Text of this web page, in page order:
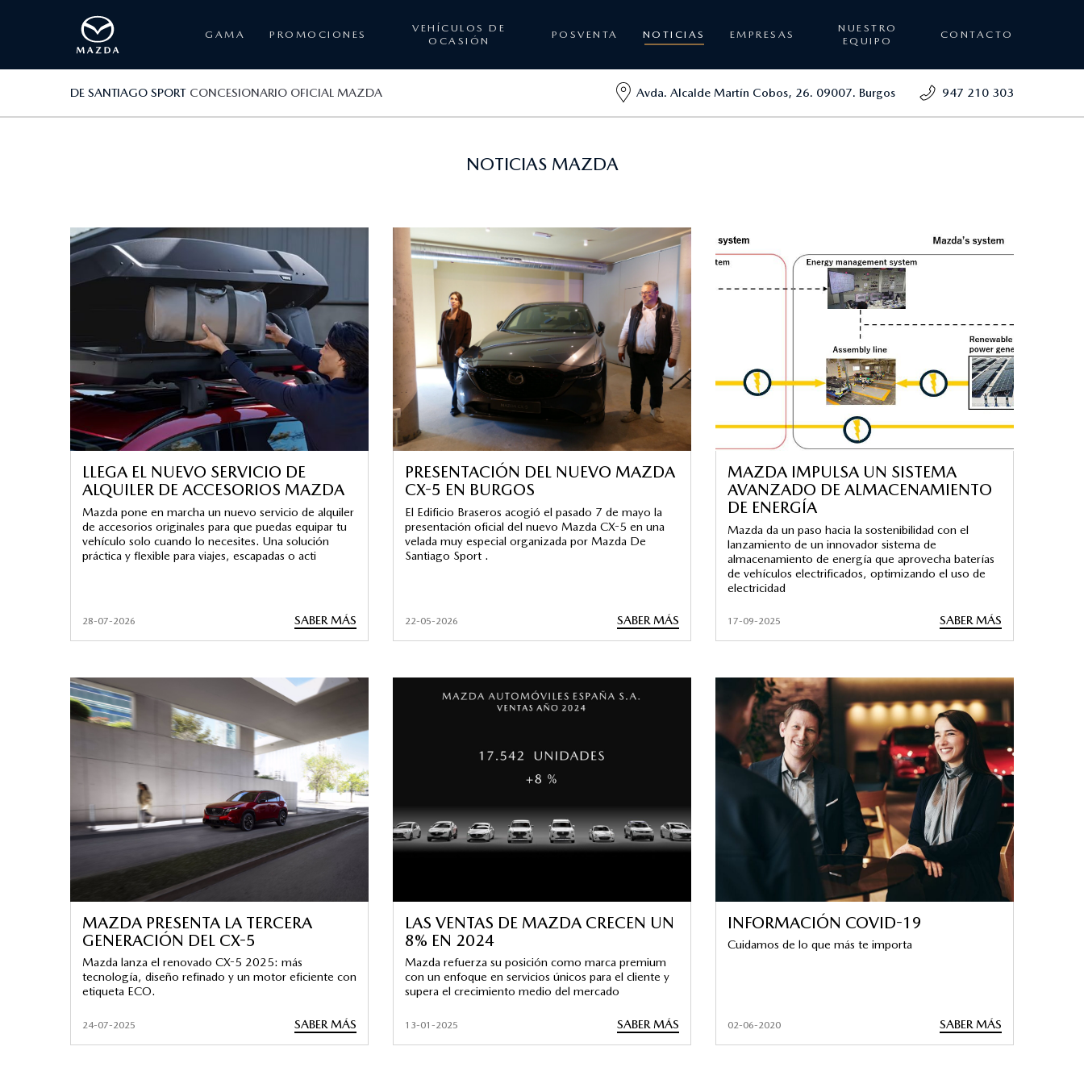
GAMA PROMOCIONES
VEHÍCULOS DE
OCASIÓN
POSVENTA NOTICIAS EMPRESAS
NUESTRO
EQUIPO
CONTACTO
DE SANTIAGO SPORT CONCESIONARIO OFICIAL MAZDA Avda. Alcalde Martín Cobos, 26. 09007. Burgos 947 210 303
NOTICIAS MAZDA
LLEGA EL NUEVO SERVICIO DE
ALQUILER DE ACCESORIOS MAZDA
Mazda pone en marcha un nuevo servicio de alquiler
de accesorios originales para que puedas equipar tu
vehículo solo cuando lo necesites. Una solución
práctica y flexible para viajes, escapadas o acti
28-07-2026 SABER MÁS
PRESENTACIÓN DEL NUEVO MAZDA
CX-5 EN BURGOS
El Edificio Braseros acogió el pasado 7 de mayo la
presentación oficial del nuevo Mazda CX-5 en una
velada muy especial organizada por Mazda De
Santiago Sport .
22-05-2026 SABER MÁS
MAZDA IMPULSA UN SISTEMA
AVANZADO DE ALMACENAMIENTO
DE ENERGÍA
Mazda da un paso hacia la sostenibilidad con el
lanzamiento de un innovador sistema de
almacenamiento de energía que aprovecha baterías
de vehículos electrificados, optimizando el uso de
electricidad
17-09-2025 SABER MÁS
MAZDA PRESENTA LA TERCERA
GENERACIÓN DEL CX-5
Mazda lanza el renovado CX-5 2025: más
tecnología, diseño refinado y un motor eficiente con
etiqueta ECO.
24-07-2025 SABER MÁS
LAS VENTAS DE MAZDA CRECEN UN
8% EN 2024
Mazda refuerza su posición como marca premium
con un enfoque en servicios únicos para el cliente y
supera el crecimiento medio del mercado
13-01-2025 SABER MÁS
INFORMACIÓN COVID-19
Cuidamos de lo que más te importa
02-06-2020 SABER MÁS